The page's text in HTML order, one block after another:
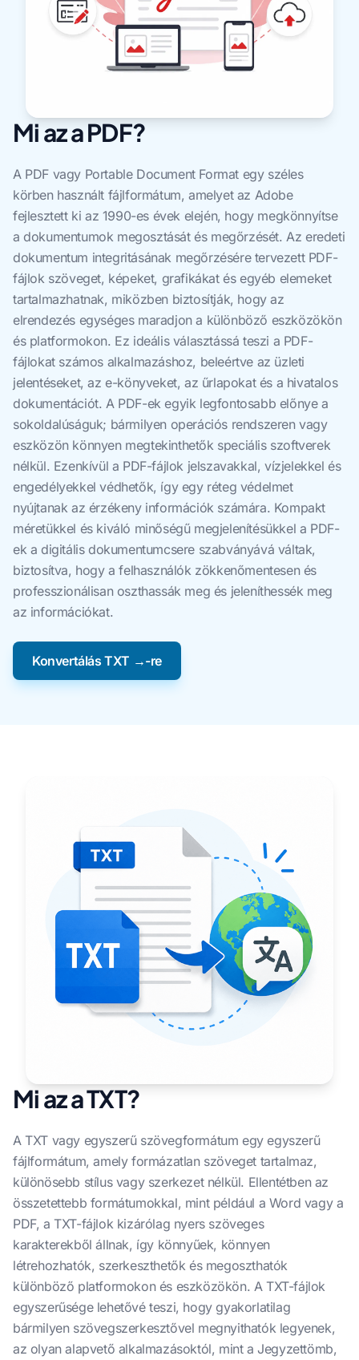
Mi az a PDF?
A PDF vagy Portable Document Format egy széles
körben használt fájlformátum, amelyet az Adobe
fejlesztett ki az 1990-es évek elején, hogy megkönnyítse
a dokumentumok megosztását és megőrzését. Az eredeti
dokumentum integritásának megőrzésére tervezett PDF-
fájlok szöveget, képeket, grafikákat és egyéb elemeket
tartalmazhatnak, miközben biztosítják, hogy az
elrendezés egységes maradjon a különböző eszközökön
és platformokon. Ez ideális választássá teszi a PDF-
fájlokat számos alkalmazáshoz, beleértve az üzleti
jelentéseket, az e-könyveket, az űrlapokat és a hivatalos
dokumentációt. A PDF-ek egyik legfontosabb előnye a
sokoldalúságuk; bármilyen operációs rendszeren vagy
eszközön könnyen megtekinthetők speciális szoftverek
nélkül. Ezenkívül a PDF-fájlok jelszavakkal, vízjelekkel és
engedélyekkel védhetők, így egy réteg védelmet
nyújtanak az érzékeny információk számára. Kompakt
méretükkel és kiváló minőségű megjelenítésükkel a PDF-
ek a digitális dokumentumcsere szabványává váltak,
biztosítva, hogy a felhasználók zökkenőmentesen és
professzionálisan oszthassák meg és jeleníthessék meg
az információkat.
Konvertálás TXT →-re
Mi az a TXT?
A TXT vagy egyszerű szövegformátum egy egyszerű
fájlformátum, amely formázatlan szöveget tartalmaz,
különösebb stílus vagy szerkezet nélkül. Ellentétben az
összetettebb formátumokkal, mint például a Word vagy a
PDF, a TXT-fájlok kizárólag nyers szöveges
karakterekből állnak, így könnyűek, könnyen
létrehozhatók, szerkeszthetők és megoszthatók
különböző platformokon és eszközökön. A TXT-fájlok
egyszerűsége lehetővé teszi, hogy gyakorlatilag
bármilyen szövegszerkesztővel megnyithatók legyenek,
az olyan alapvető alkalmazásoktól, mint a Jegyzettömb,